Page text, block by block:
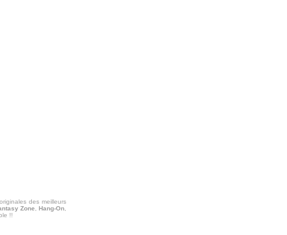
des meilleurs
Zone ,Hang-On
!!